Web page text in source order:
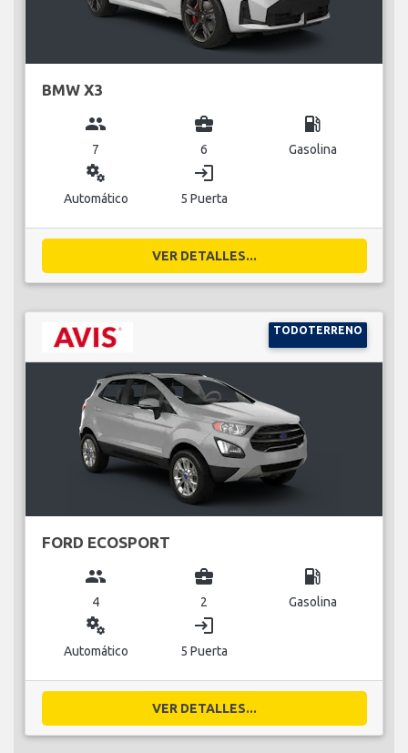
BMW X3
group
7
business_center
6
local_gas_station
Gasolina
miscellaneous_services
Automático
login
5 Puerta
VER DETALLES...
TODOTERRENO
FORD ECOSPORT
group
4
business_center
2
local_gas_station
Gasolina
miscellaneous_services
Automático
login
5 Puerta
VER DETALLES...